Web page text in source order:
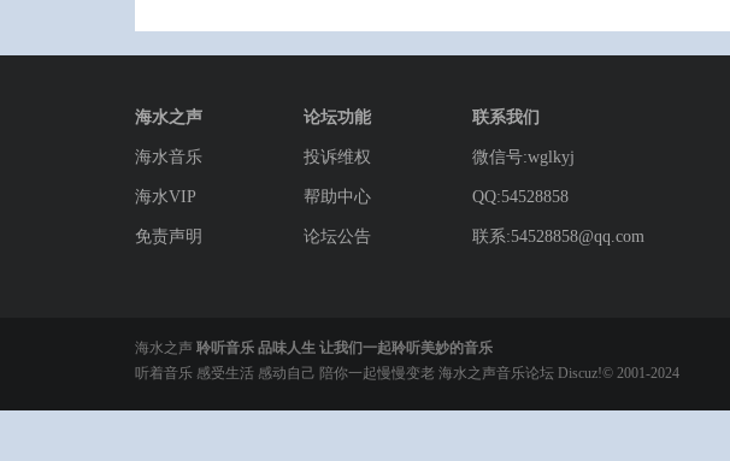
海水之声
海水音乐
海水VIP
免责声明
论坛功能
投诉维权
帮助中心
论坛公告
联系我们
微信号:wglkyj
QQ:54528858
联系:54528858@qq.com
海水之声 聆听音乐 品味人生 让我们一起聆听美妙的音乐
听着音乐 感受生活 感动自己 陪你一起慢慢变老 海水之声音乐论坛 Discuz!© 2001-2024